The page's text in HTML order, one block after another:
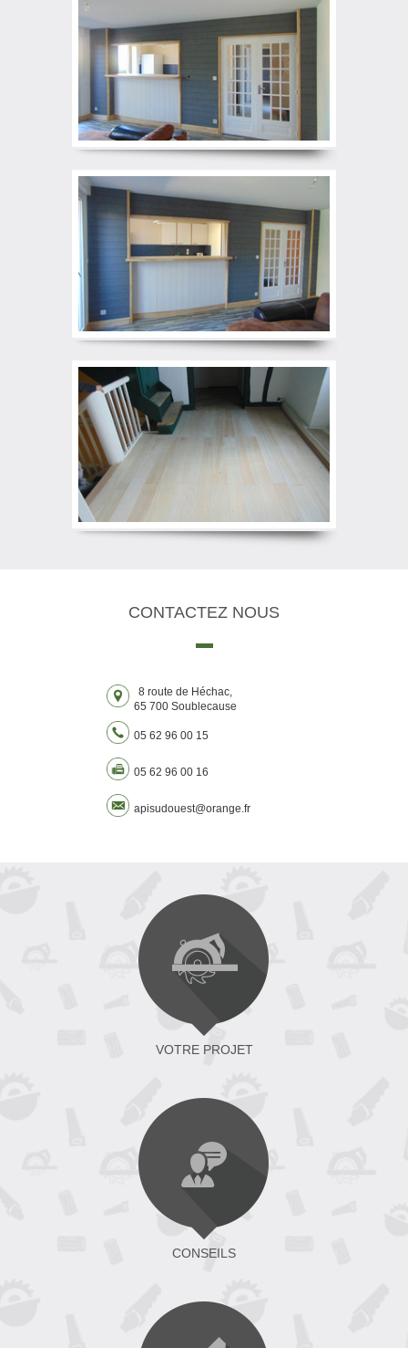
CONTACTEZ NOUS
8 route de Héchac,
65 700 Soublecause
05 62 96 00 15
05 62 96 00 16
apisudouest@orange.fr
VOTRE PROJET
CONSEILS